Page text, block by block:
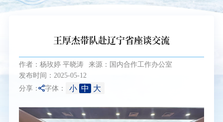
王厚杰带队赴辽宁省座谈交流
作者：杨玫婷 平晓涛
来源：国内合作工作办公室
发布时间：2025-05-12
分享： 字体： 小 中 大